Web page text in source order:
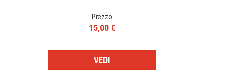
Prezzo
15,00 €
VEDI